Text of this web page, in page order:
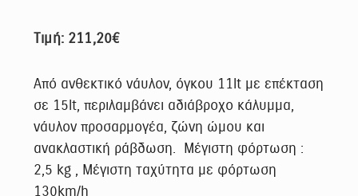
Τιμή: 211,20€
Από ανθεκτικό νάυλον, όγκου 11lt με επέκταση
σε 15lt, περιλαμβάνει αδιάβροχο κάλυμμα,
νάυλον προσαρμογέα, ζώνη ώμου και
ανακλαστική ράβδωση. Μέγιστη φόρτωση :
2,5 kg , Mέγιστη ταχύτητα με φόρτωση
130km/h